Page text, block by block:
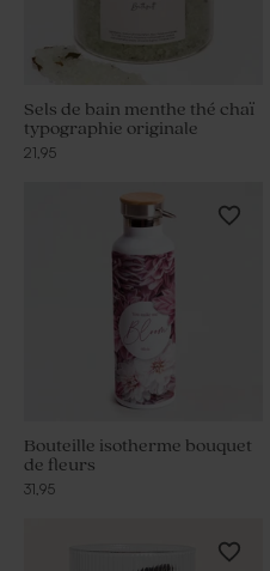
Sels de bain menthe thé chaï
typographie originale
21,95
Bouteille isotherme bouquet
de fleurs
31,95